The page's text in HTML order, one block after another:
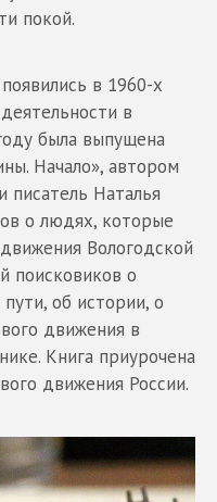
покой.
в 1960-х
в
была выпущена
Начало», автором
писатель Наталья
о людях, которые
Вологодской
поисковиков о
об истории, о
движения в
Книга приурочена
движения России.